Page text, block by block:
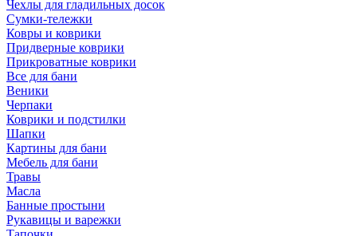
Чехлы для гладильных досок
Сумки-тележки
Ковры и коврики
Придверные коврики
Прикроватные коврики
Все для бани
Веники
Черпаки
Коврики и подстилки
Шапки
Картины для бани
Мебель для бани
Травы
Масла
Банные простыни
Рукавицы и варежки